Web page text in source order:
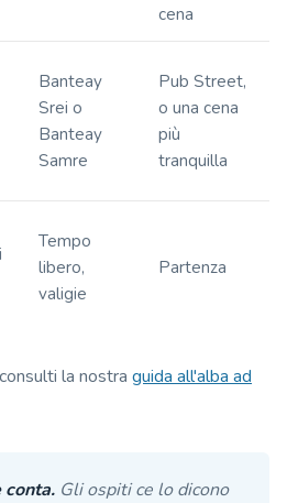
cena
Banteay
Srei o
Banteay
Samre
Pub Street,
o una cena
più
tranquilla
Tempo
libero,
valigie
Partenza
la nostra guida all'alba ad
conta. Gli ospiti ce lo dicono